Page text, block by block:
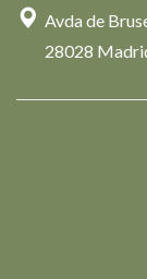
Avda de
28028